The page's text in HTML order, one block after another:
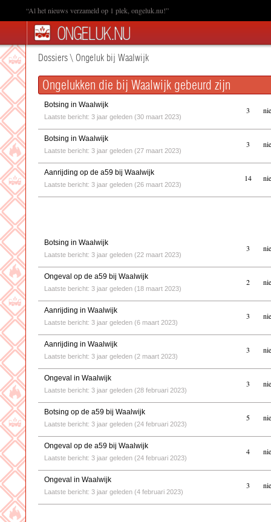
“Al het nieuws verzameld op 1 plek, ongeluk.nu!”
Dossiers\ Ongeluk bij Waalwijk
Ongelukken die bij Waalwijk gebeurd zijn
Botsing in Waalwijk
Laatste bericht: 3 jaar geleden (30 maart 2023)
3
Botsing in Waalwijk
Laatste bericht: 3 jaar geleden (27 maart 2023)
3
Aanrijding op de a59 bij Waalwijk
Laatste bericht: 3 jaar geleden (26 maart 2023)
14
Botsing in Waalwijk
Laatste bericht: 3 jaar geleden (22 maart 2023)
3
Ongeval op de a59 bij Waalwijk
Laatste bericht: 3 jaar geleden (18 maart 2023)
2
Aanrijding in Waalwijk
Laatste bericht: 3 jaar geleden (6 maart 2023)
3
Aanrijding in Waalwijk
Laatste bericht: 3 jaar geleden (2 maart 2023)
3
Ongeval in Waalwijk
Laatste bericht: 3 jaar geleden (28 februari 2023)
3
Botsing op de a59 bij Waalwijk
Laatste bericht: 3 jaar geleden (24 februari 2023)
5
Ongeval op de a59 bij Waalwijk
Laatste bericht: 3 jaar geleden (24 februari 2023)
4
Ongeval in Waalwijk
Laatste bericht: 3 jaar geleden (4 februari 2023)
3